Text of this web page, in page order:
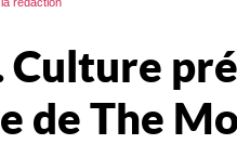
Culture
de The